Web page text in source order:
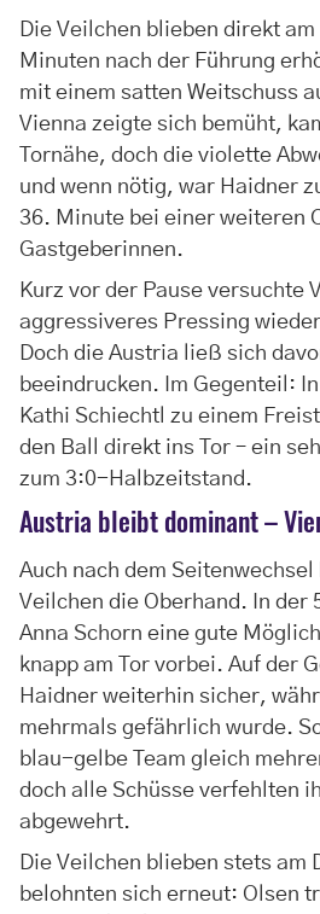
Die Veilchen blieben direkt
Minuten nach der Führung
mit einem satten Weitschuss
Vienna zeigte sich bemüht,
Tornähe, doch die violette
und wenn nötig, war Haidner
36. Minute bei einer weiteren
Gastgeberinnen.
Kurz vor der Pause versuchte
aggressiveres Pressing
Doch die Austria ließ sich
beeindrucken. Im Gegenteil:
Kathi Schiechtl zu einem
den Ball direkt ins Tor – ein
zum 3:0-Halbzeitstand.
Austria bleibt dominant –
Auch nach dem
Veilchen die Oberhand. In der
Anna Schorn eine gute
knapp am Tor vorbei. Auf der
Haidner weiterhin sicher,
mehrmals gefährlich wurde.
blau-gelbe Team gleich
doch alle Schüsse verfehlten
abgewehrt.
Die Veilchen blieben stets am
belohnten sich erneut: Olsen